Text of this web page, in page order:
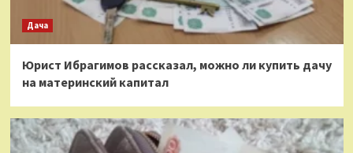
Дача
Юрист Ибрагимов рассказал, можно ли купить дачу
на материнский капитал